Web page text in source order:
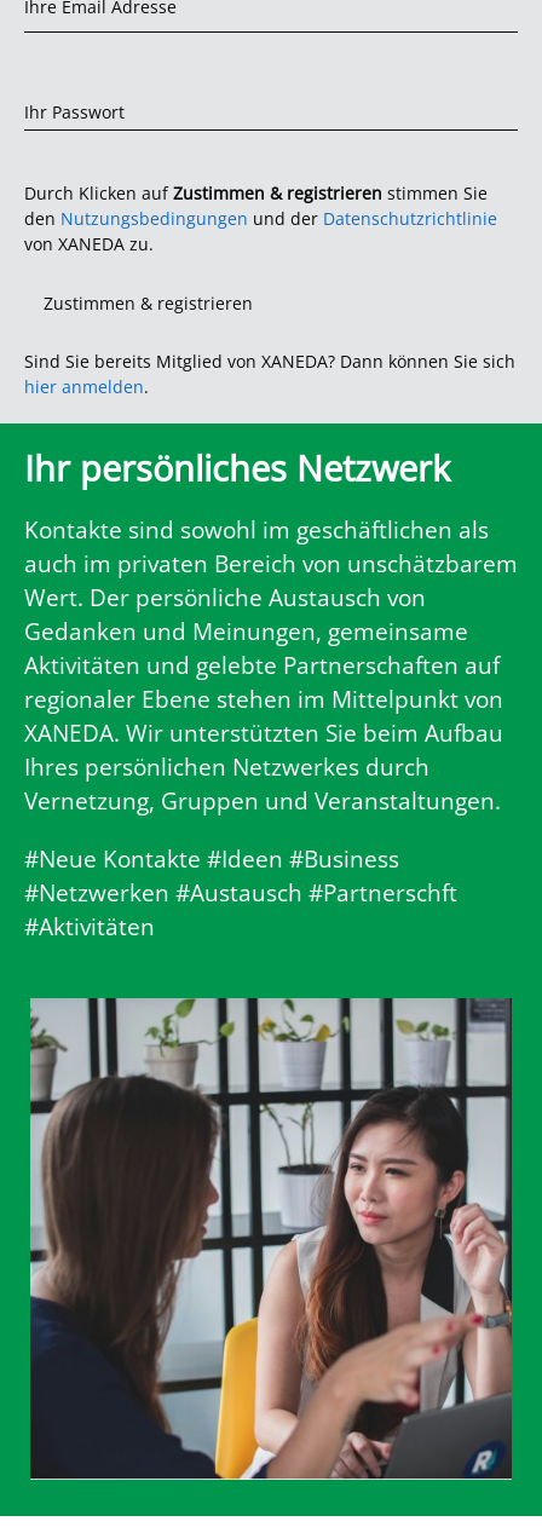
Durch Klicken aufZustimmen & registrieren stimmen Sie
den Nutzungsbedingungen und der Datenschutzrichtlinie
von XANEDA zu.
Zustimmen & registrieren
Sind Sie bereits Mitglied von XANEDA? Dann können Sie sich
hier anmelden.
Ihr persönliches Netzwerk
Kontakte sind sowohl im geschäftlichen als
auch im privaten Bereich von unschätzbarem
Wert. Der persönliche Austausch von
Gedanken und Meinungen, gemeinsame
Aktivitäten und gelebte Partnerschaften auf
regionaler Ebene stehen im Mittelpunkt von
XANEDA. Wir unterstützten Sie beim Aufbau
Ihres persönlichen Netzwerkes durch
Vernetzung, Gruppen und Veranstaltungen.
#Neue Kontakte #Ideen #Business
#Netzwerken #Austausch #Partnerschft
#Aktivitäten